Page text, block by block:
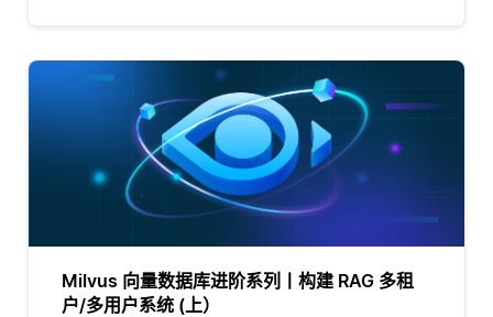
Milvus 向量数据库进阶系列丨构建 RAG 多租
户/多用户系统 (上）